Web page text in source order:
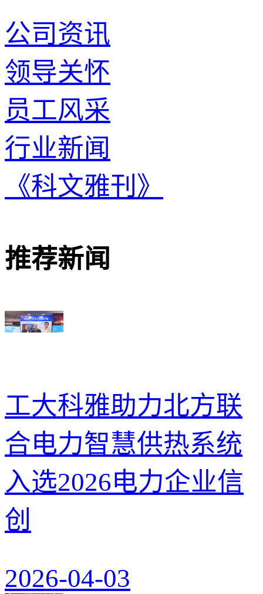
公司资讯
领导关怀
员工风采
行业新闻
《科文雅刊》
推荐新闻
工大科雅助力北方联
合电力智慧供热系统
入选2026电力企业信
创
2026-04-03